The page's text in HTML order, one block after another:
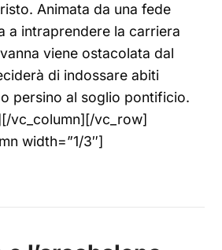
Animata da una fede
a intraprendere la carriera
viene ostacolata dal
di indossare abiti
persino al soglio pontificio.
vc_column][/vc_row]
width=”1/3″]